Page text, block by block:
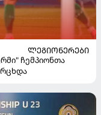
ᲚᲔᲒᲘᲝᲜᲔᲠᲔᲑᲘ
ჩემპიონთა